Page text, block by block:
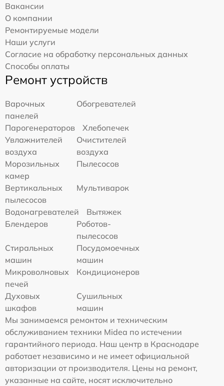
Вакансии
О компании
Ремонтируемые модели
Наши услуги
Согласие на обработку персональных данных
Способы оплаты
Ремонт устройств
Варочных
панелей
Обогревателей
Парогенераторов
Хлебопечек
Увлажнителей
воздуха
Очистителей
воздуха
Морозильных
камер
Пылесосов
Вертикальных
пылесосов
Мультиварок
Водонагревателей
Вытяжек
Блендеров
Роботов-
пылесосов
Стиральных
машин
Посудомоечных
машин
Микроволновых
печей
Кондиционеров
Духовых
шкафов
Сушильных
машин
Мы занимаемся ремонтом и техническим
обслуживанием техники Midea по истечении
гарантийного периода. Наш центр в Краснодаре
работает независимо и не имеет официальной
авторизации от производителя. Цены на ремонт,
указанные на сайте, носят исключительно